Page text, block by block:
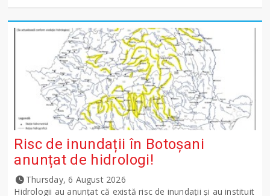
Risc de inundații în Botoșani
anunțat de hidrologi!
Thursday, 6 August 2026
Hidrologii au anunțat că există risc de inundații și au instituit